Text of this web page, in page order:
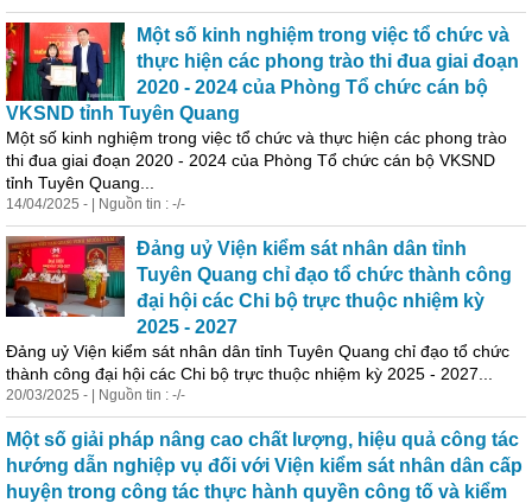
Một số kinh nghiệm trong việc tổ chức và
thực hiện các phong trào thi đua giai đoạn
2020 - 2024 của Phòng Tổ chức cán bộ
VKSND tỉnh Tuyên Quang
Một số kinh nghiệm trong việc tổ chức và thực hiện các phong trào
thi đua giai đoạn 2020 - 2024 của Phòng Tổ chức cán bộ VKSND
tỉnh Tuyên Quang...
14/04/2025 - | Nguồn tin : -/-
Đảng uỷ Viện kiểm sát nhân dân tỉnh
Tuyên Quang chỉ đạo tổ chức thành công
đại hội các Chi bộ trực thuộc nhiệm kỳ
2025 - 2027
Đảng uỷ Viện kiểm sát nhân dân tỉnh Tuyên Quang chỉ đạo tổ chức
thành công đại hội các Chi bộ trực thuộc nhiệm kỳ 2025 - 2027...
20/03/2025 - | Nguồn tin : -/-
Một số giải pháp nâng cao chất lượng, hiệu quả công tác
hướng dẫn nghiệp vụ đối với Viện kiểm sát nhân dân cấp
huyện trong công tác thực hành quyền công tố và kiểm